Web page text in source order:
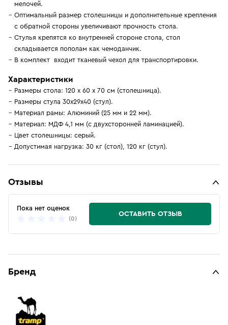
мелочей.
Оптимальный размер столешницы и дополнительные крепления
с обратной стороны увеличивают прочность стола.
Стулья крепятся ко внутренней стороне стола, стол
складывается пополам как чемоданчик.
В комплект входит тканевый чехол для транспортировки.
Характеристики
Размеры стола: 120 х 60 х 70 см (столешница).
Размеры стула 30х29х40 (стул).
Материал рамы: Алюминий (25 мм и 22 мм).
Материал: МДФ 4,1 мм (с двухсторонней ламинацией).
Цвет столешницы: серый.
Допустимая нагрузка: 30 кг (стол), 120 кг (стул).
Отзывы
Пока нет оценок
(0)
ОСТАВИТЬ ОТЗЫВ
Бренд